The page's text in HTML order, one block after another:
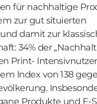
für nachhaltige
zur gut situierten
damit zur
34% der
Print-
Index von 138
Produkte und E-